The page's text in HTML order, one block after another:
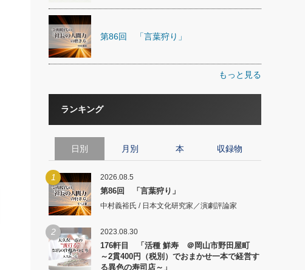
第86回 「言葉狩り」
もっと見る
ランキング
日別 月別 本 収録物
1 2026.08.5
第86回 「言葉狩り」
中村義裕氏 / 日本文化研究家／演劇評論家
2 2023.08.30
176軒目 「活種 鮮寿 ＠岡山市野田屋町
～2貫400円（税別）でおまかせ一本で経営す
る異色の寿司店～」